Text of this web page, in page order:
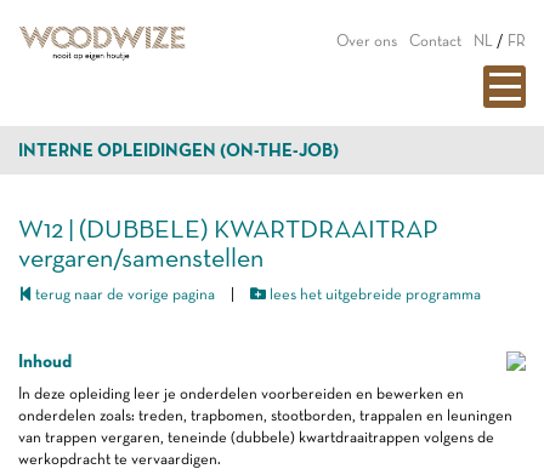
Over ons Contact NL / FR
INTERNE OPLEIDINGEN (ON-THE-JOB)
W12 | (DUBBELE) KWARTDRAAITRAP
vergaren/samenstellen
terug naar de vorige pagina lees het uitgebreide programma
Inhoud
In deze opleiding leer je onderdelen voorbereiden en bewerken en
onderdelen zoals: treden, trapbomen, stootborden, trappalen en leuningen
van trappen vergaren, teneinde (dubbele) kwartdraaitrappen volgens de
werkopdracht te vervaardigen.